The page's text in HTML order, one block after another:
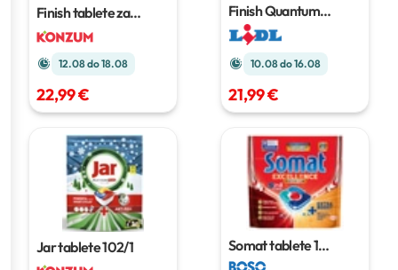
Finish tablete za
strojno pranje posuđa
130 kom
12.08 do 18.08
22,99 €
Finish Quantum
tablete za perilicu
posuđa120 kom
10.08 do 16.08
21,99 €
Jar tablete102/1 Somat tablete1
pakiranje